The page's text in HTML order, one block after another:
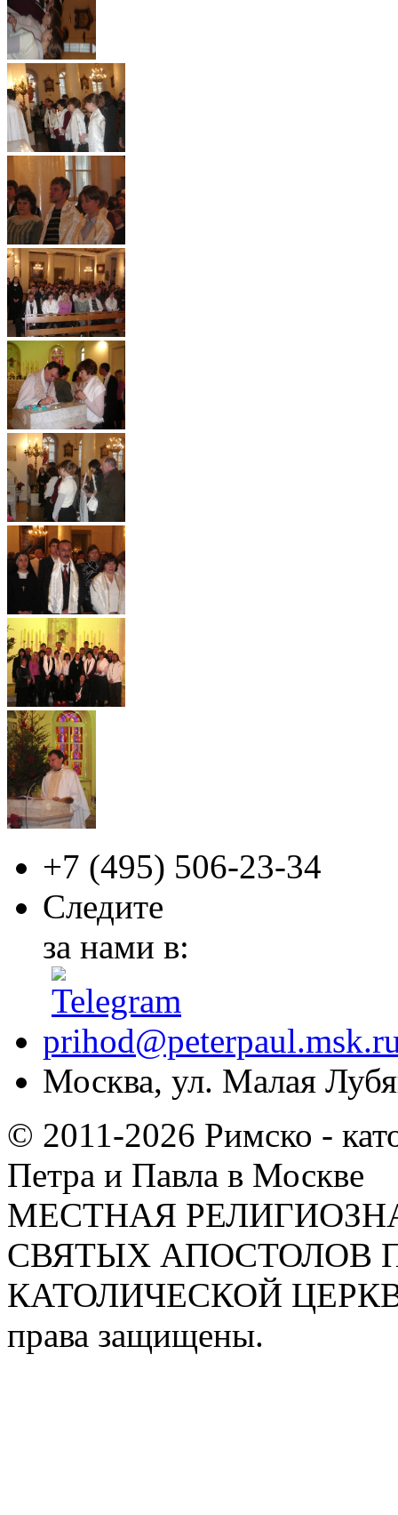
+7 (495) 506-23-34
Следите
за нами в:
Москва, ул. Малая
© 2011-2026 Римско -
Петра и Павла в Москве
МЕСТНАЯ
СВЯТЫХ АПОСТОЛОВ
КАТОЛИЧЕСКОЙ
права защищены.